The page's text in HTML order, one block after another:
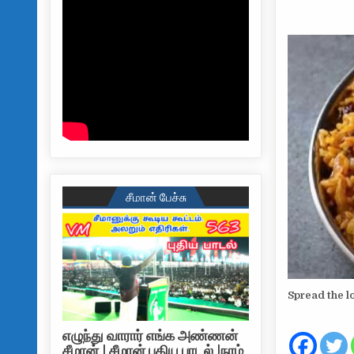
Spread the
சீமான் பேச்சு
எழுந்து வாரார் எங்க அண்ணன்
சீமான் | சீமான் புதிய பாடல் |நாம்